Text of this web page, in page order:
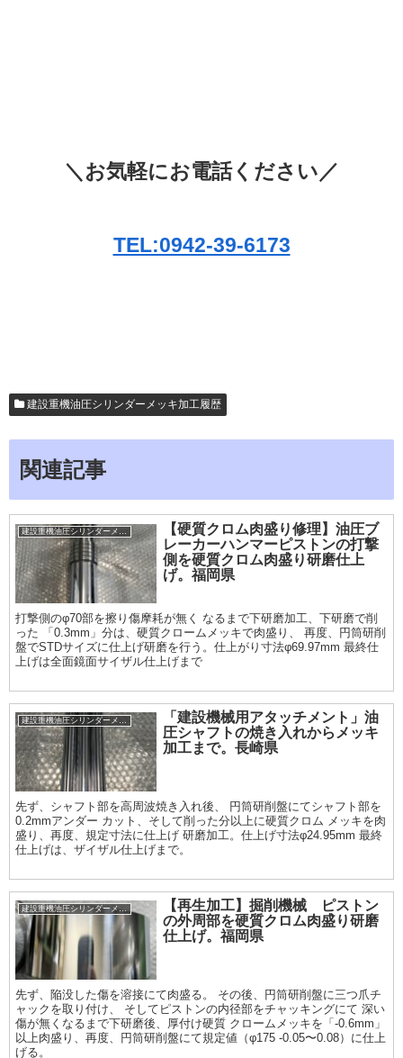
＼お気軽にお電話ください／
TEL:0942-39-6173
建設重機油圧シリンダーメッキ加工履歴
関連記事
建設重機油圧シリンダーメッキ加工履歴
【硬質クロム肉盛り修理】油圧ブ
レーカーハンマーピストンの打撃
側を硬質クロム肉盛り研磨仕上
げ。福岡県
打撃側のφ70部を擦り傷摩耗が無く なるまで下研磨加工、下研磨で削
った 「0.3mm」分は、硬質クロームメッキで肉盛り、 再度、円筒研削
盤でSTDサイズに仕上げ研磨を行う。仕上がり寸法φ69.97mm 最終仕
上げは全面鏡面サイザル仕上げまで
「建設機械用アタッチメント」油
圧シャフトの焼き入れからメッキ
加工まで。長崎県
先ず、シャフト部を高周波焼き入れ後、 円筒研削盤にてシャフト部を
0.2mmアンダー カット、そして削った分以上に硬質クロム メッキを肉
盛り、再度、規定寸法に仕上げ 研磨加工。仕上げ寸法φ24.95mm 最終
仕上げは、ザイザル仕上げまで。
【再生加工】掘削機械 ピストン
の外周部を硬質クロム肉盛り研磨
仕上げ。福岡県
先ず、陥没した傷を溶接にて肉盛る。 その後、円筒研削盤に三つ爪チ
ャックを取り付け、 そしてピストンの内径部をチャッキングにて 深い
傷が無くなるまで下研磨後、厚付け硬質 クロームメッキを「-0.6mm」
以上肉盛り、再度、円筒研削盤にて規定値（φ175 -0.05〜0.08）に仕上
げる。